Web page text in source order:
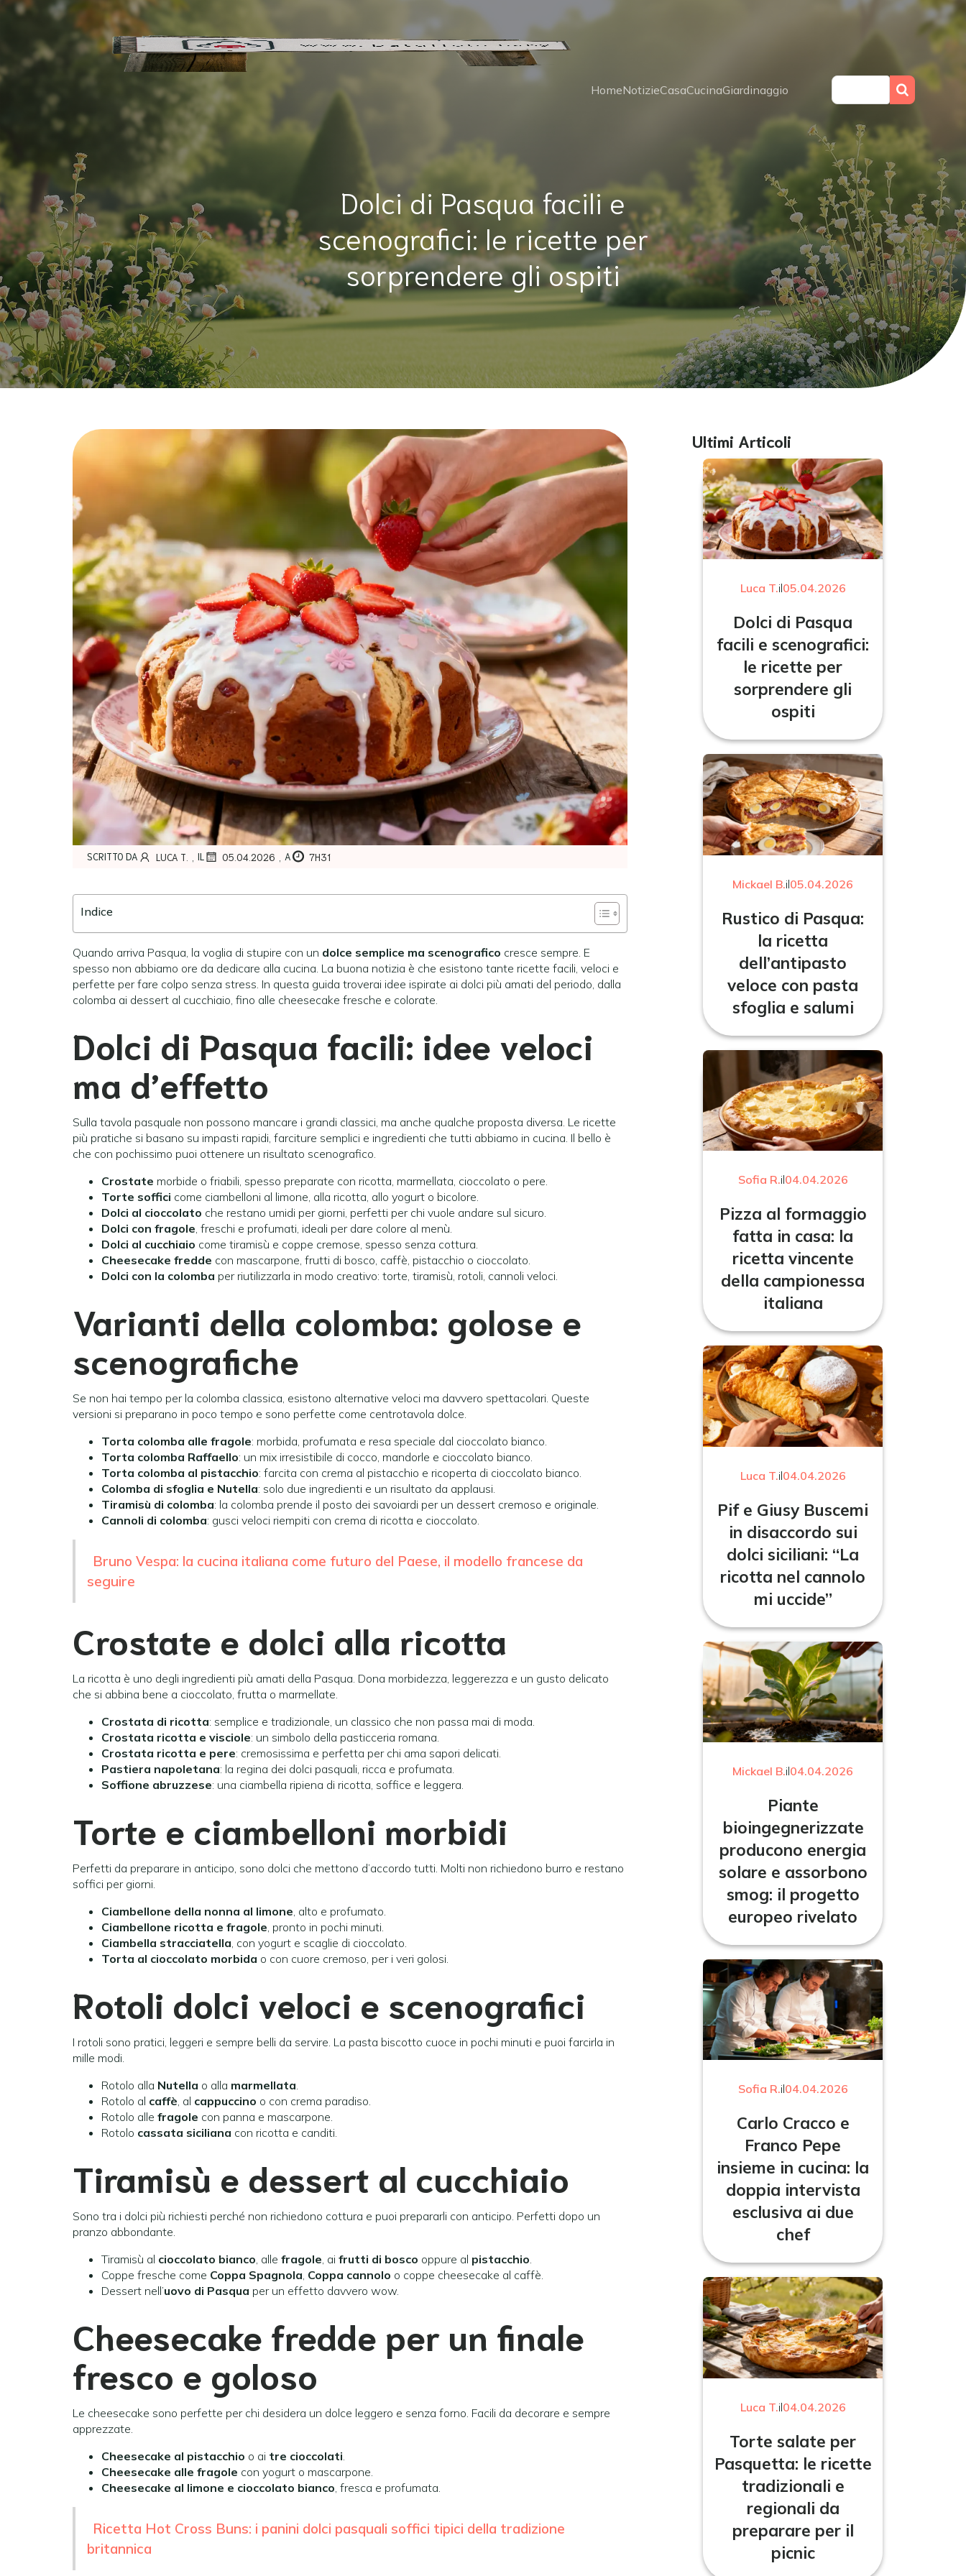
HomeNotizieCasaCucinaGiardinaggio
Dolci di Pasqua facili e
scenografici: le ricette per
sorprendere gli ospiti
SCRITTO DA LUCA T. , IL 05.04.2026 , A 7H31
Indice
Quando arriva Pasqua, la voglia di stupire con un dolce semplice ma scenografico cresce sempre. E
spesso non abbiamo ore da dedicare alla cucina. La buona notizia è che esistono tante ricette facili, veloci e
perfette per fare colpo senza stress. In questa guida troverai idee ispirate ai dolci più amati del periodo, dalla
colomba ai dessert al cucchiaio, fino alle cheesecake fresche e colorate.
Dolci di Pasqua facili: idee veloci
ma d’effetto
Sulla tavola pasquale non possono mancare i grandi classici, ma anche qualche proposta diversa. Le ricette
più pratiche si basano su impasti rapidi, farciture semplici e ingredienti che tutti abbiamo in cucina. Il bello è
che con pochissimo puoi ottenere un risultato scenografico.
Crostate morbide o friabili, spesso preparate con ricotta, marmellata, cioccolato o pere.
Torte soffici come ciambelloni al limone, alla ricotta, allo yogurt o bicolore.
Dolci al cioccolato che restano umidi per giorni, perfetti per chi vuole andare sul sicuro.
Dolci con fragole, freschi e profumati, ideali per dare colore al menù.
Dolci al cucchiaio come tiramisù e coppe cremose, spesso senza cottura.
Cheesecake fredde con mascarpone, frutti di bosco, caffè, pistacchio o cioccolato.
Dolci con la colomba per riutilizzarla in modo creativo: torte, tiramisù, rotoli, cannoli veloci.
Varianti della colomba: golose e
scenografiche
Se non hai tempo per la colomba classica, esistono alternative veloci ma davvero spettacolari. Queste
versioni si preparano in poco tempo e sono perfette come centrotavola dolce.
Torta colomba alle fragole: morbida, profumata e resa speciale dal cioccolato bianco.
Torta colomba Raffaello: un mix irresistibile di cocco, mandorle e cioccolato bianco.
Torta colomba al pistacchio: farcita con crema al pistacchio e ricoperta di cioccolato bianco.
Colomba di sfoglia e Nutella: solo due ingredienti e un risultato da applausi.
Tiramisù di colomba: la colomba prende il posto dei savoiardi per un dessert cremoso e originale.
Cannoli di colomba: gusci veloci riempiti con crema di ricotta e cioccolato.
Bruno Vespa: la cucina italiana come futuro del Paese, il modello francese da
seguire
Crostate e dolci alla ricotta
La ricotta è uno degli ingredienti più amati della Pasqua. Dona morbidezza, leggerezza e un gusto delicato
che si abbina bene a cioccolato, frutta o marmellate.
Crostata di ricotta: semplice e tradizionale, un classico che non passa mai di moda.
Crostata ricotta e visciole: un simbolo della pasticceria romana.
Crostata ricotta e pere: cremosissima e perfetta per chi ama sapori delicati.
Pastiera napoletana: la regina dei dolci pasquali, ricca e profumata.
Soffione abruzzese: una ciambella ripiena di ricotta, soffice e leggera.
Torte e ciambelloni morbidi
Perfetti da preparare in anticipo, sono dolci che mettono d’accordo tutti. Molti non richiedono burro e restano
soffici per giorni.
Ciambellone della nonna al limone, alto e profumato.
Ciambellone ricotta e fragole, pronto in pochi minuti.
Ciambella stracciatella, con yogurt e scaglie di cioccolato.
Torta al cioccolato morbida o con cuore cremoso, per i veri golosi.
Rotoli dolci veloci e scenografici
I rotoli sono pratici, leggeri e sempre belli da servire. La pasta biscotto cuoce in pochi minuti e puoi farcirla in
mille modi.
Rotolo alla Nutella o alla marmellata.
Rotolo al caffè, al cappuccino o con crema paradiso.
Rotolo alle fragole con panna e mascarpone.
Rotolo cassata siciliana con ricotta e canditi.
Tiramisù e dessert al cucchiaio
Sono tra i dolci più richiesti perché non richiedono cottura e puoi prepararli con anticipo. Perfetti dopo un
pranzo abbondante.
Tiramisù al cioccolato bianco, alle fragole, ai frutti di bosco oppure al pistacchio.
Coppe fresche come Coppa Spagnola, Coppa cannolo o coppe cheesecake al caffè.
Dessert nell’uovo di Pasqua per un effetto davvero wow.
Cheesecake fredde per un finale
fresco e goloso
Le cheesecake sono perfette per chi desidera un dolce leggero e senza forno. Facili da decorare e sempre
apprezzate.
Cheesecake al pistacchio o ai tre cioccolati.
Cheesecake alle fragole con yogurt o mascarpone.
Cheesecake al limone e cioccolato bianco, fresca e profumata.
Ricetta Hot Cross Buns: i panini dolci pasquali soffici tipici della tradizione
britannica
Ultimi Articoli
Luca T.il05.04.2026
Dolci di Pasqua
facili e scenografici:
le ricette per
sorprendere gli
ospiti
Mickael B.il05.04.2026
Rustico di Pasqua:
la ricetta
dell’antipasto
veloce con pasta
sfoglia e salumi
Sofia R.il04.04.2026
Pizza al formaggio
fatta in casa: la
ricetta vincente
della campionessa
italiana
Luca T.il04.04.2026
Pif e Giusy Buscemi
in disaccordo sui
dolci siciliani: “La
ricotta nel cannolo
mi uccide”
Mickael B.il04.04.2026
Piante
bioingegnerizzate
producono energia
solare e assorbono
smog: il progetto
europeo rivelato
Sofia R.il04.04.2026
Carlo Cracco e
Franco Pepe
insieme in cucina: la
doppia intervista
esclusiva ai due
chef
Luca T.il04.04.2026
Torte salate per
Pasquetta: le ricette
tradizionali e
regionali da
preparare per il
picnic